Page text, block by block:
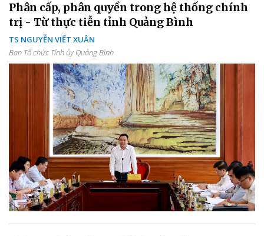
Phân cấp, phân quyền trong hệ thống chính
trị - Từ thực tiễn tỉnh Quảng Bình
TS NGUYỄN VIẾT XUÂN
Ban Tổ chức Tỉnh ủy Quảng Bình